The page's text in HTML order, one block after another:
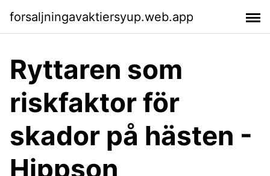
forsaljningavaktiersyup.web.app
Ryttaren som
riskfaktor för
skador på hästen -
Hippson